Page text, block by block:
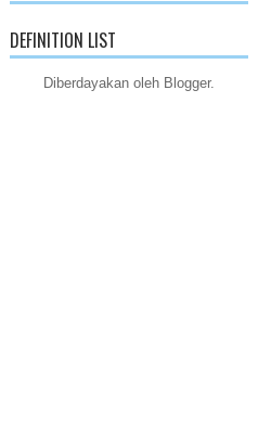
DEFINITION LIST
Diberdayakan oleh Blogger.